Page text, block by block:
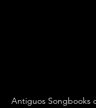
Antiguos Songbooks